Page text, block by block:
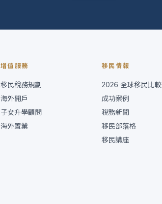
增值服務
移民稅務規劃
海外開戶
子女升學顧問
海外置業
移民情報
2026 全球移民比較
成功案例
稅務新聞
移民部落格
移民講座